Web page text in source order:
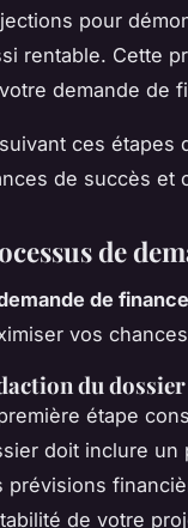
pour
rentable. Cette
demande de
ces étapes
de succès et
de
de
vos
du
étape
doit inclure un
prévisions
de votre